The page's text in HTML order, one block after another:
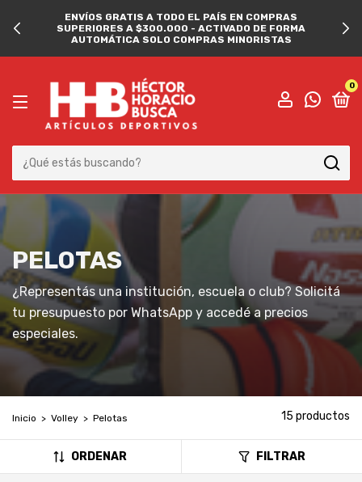
ENVÍOS GRATIS A TODO EL PAÍS EN COMPRAS
SUPERIORES A $300.000 - ACTIVADO DE FORMA
AUTOMÁTICA SOLO COMPRAS MINORISTAS
0
PELOTAS
¿Representás una institución, escuela o club? Solicitá
tu presupuesto por WhatsApp y accedé a precios
especiales.
Inicio > Volley > Pelotas 15 productos
ORDENAR FILTRAR